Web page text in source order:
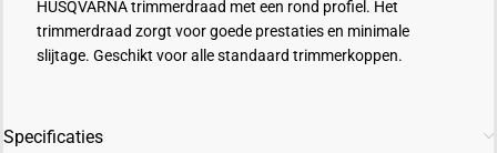
HUSQVARNA trimmerdraad met een rond profiel. Het
trimmerdraad zorgt voor goede prestaties en minimale
slijtage. Geschikt voor alle standaard trimmerkoppen.
Specificaties